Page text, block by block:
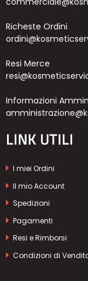
Richeste Ordini
Resi Merce
Informazioni
LINK UTILI
I miei Ordini
Il mio Account
Spedizioni
Pagamenti
Resi e Rimborsi
Condizioni di